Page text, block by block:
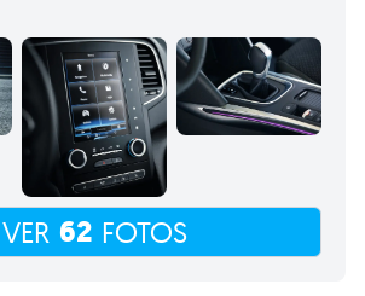
VER 62 FOTOS